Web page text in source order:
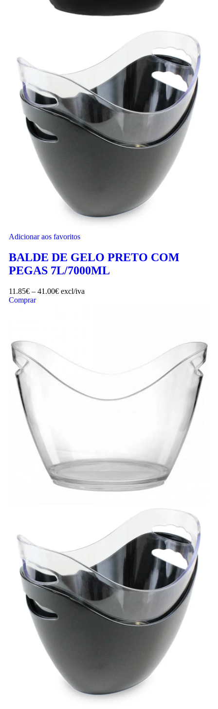
Adicionar aos favoritos
BALDE DE GELO PRETO COM
PEGAS 7L/7000ML
11.85€ – 41.00€ excl/iva
Comprar